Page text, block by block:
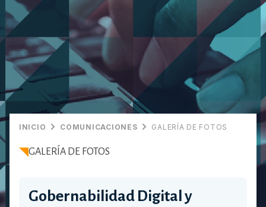
INICIO COMUNICACIONES GALERÍA DE FOTOS
GALERÍA DE FOTOS
Gobernabilidad Digital y